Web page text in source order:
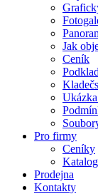
Jak
Ceník
Pro firmy
Ceníky
Katalog
Prodejna
Kontakty